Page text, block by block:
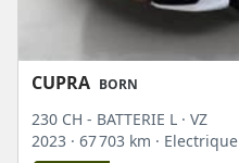
CUPRA BORN
230 CH - BATTERIE L · VZ
2023 · 67 703 km · Electrique